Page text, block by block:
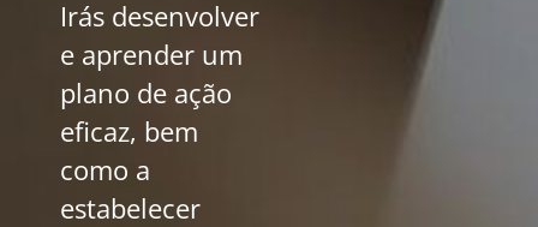
Irás desenvolver
e aprender um
plano de ação
eficaz, bem
como a
estabelecer